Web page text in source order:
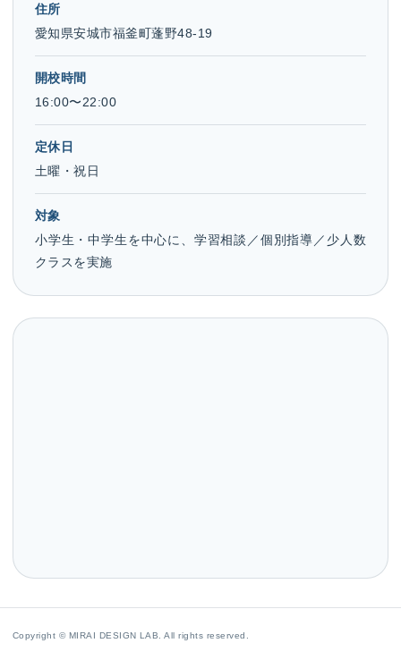
住所
愛知県安城市福釜町蓬野48-19
開校時間
16:00〜22:00
定休日
土曜・祝日
対象
小学生・中学生を中心に、学習相談／個別指導／少人数
クラスを実施
Copyright © MIRAI DESIGN LAB. All rights reserved.